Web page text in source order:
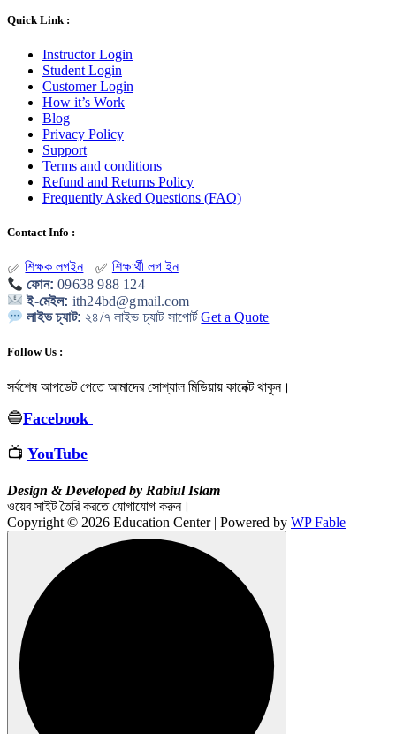
Quick Link :
Instructor Login
Student Login
Customer Login
How it’s Work
Blog
Privacy Policy
Support
Terms and conditions
Refund and Returns Policy
Frequently Asked Questions (FAQ)
Contact Info :
✅ শিক্ষক লগইন ✅ শিক্ষার্থী লগ ইন
ফোন: 09638 988 124
ই-মেইল: ith24bd@gmail.com
লাইভ চ্যাট: ২৪/৭ লাইভ চ্যাট সাপোর্টGet a Quote
Follow Us :
সর্বশেষ আপডেট পেতে আমাদের সোশ্যাল মিডিয়ায় কানেক্ট থাকুন।
🔵Facebook
📺 YouTube
Design & Developed by Rabiul Islam
ওয়েব সাইট তৈরি করতে যোগাযোগ করুন।
Copyright © 2026 Education Center | Powered by WP Fable